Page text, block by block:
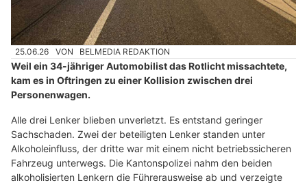
25.06.26 VON BELMEDIA REDAKTION
Weil ein 34-jähriger Automobilist das Rotlicht missachtete,
kam es in Oftringen zu einer Kollision zwischen drei
Personenwagen.
Alle drei Lenker blieben unverletzt. Es entstand geringer
Sachschaden. Zwei der beteiligten Lenker standen unter
Alkoholeinfluss, der dritte war mit einem nicht betriebssicheren
Fahrzeug unterwegs. Die Kantonspolizei nahm den beiden
alkoholisierten Lenkern die Führerausweise ab und verzeigte